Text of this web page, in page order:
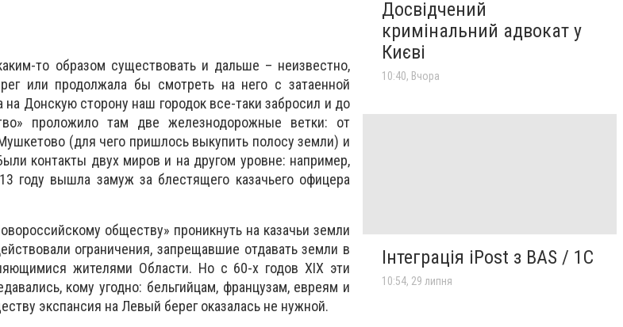
то образом существовать и дальше – неизвестно,
или продолжала бы смотреть на него с затаенной
Донскую сторону наш городок все-таки забросил и до
проложило там две железнодорожные ветки: от
(для чего пришлось выкупить полосу земли) и
контакты двух миров и на другом уровне: например,
году вышла замуж за блестящего казачьего офицера
обществу» проникнуть на казачьи земли
ограничения, запрещавшие отдавать земли в
жителями Области. Но с 60-х годов XIX эти
кому угодно: бельгийцам, французам, евреям и
экспансия на Левый берег оказалась не нужной.
Досвідчений
кримінальний адвокат у
Києві
10:40, Вчора
Інтеграція iPost з BAS / 1C
10:54, 29 липня